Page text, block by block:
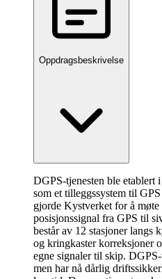
Oppdragsbeskrivelse
DGPS-tjenesten ble etablert
som et tilleggssystem til
gjorde Kystverket for å
posisjonssignal fra GPS til
består av 12 stasjoner langs
og kringkaster korreksjoner
egne signaler til skip.
men har nå dårlig